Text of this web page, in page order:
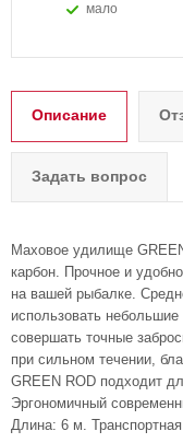
Мало
Описание
Задать вопрос
Маховое удилище
карбон. Прочное и
на вашей рыбалке.
использовать
совершать точные
при сильном течении,
GREEN ROD подходит
Эргономичный
Длина: 6 м.